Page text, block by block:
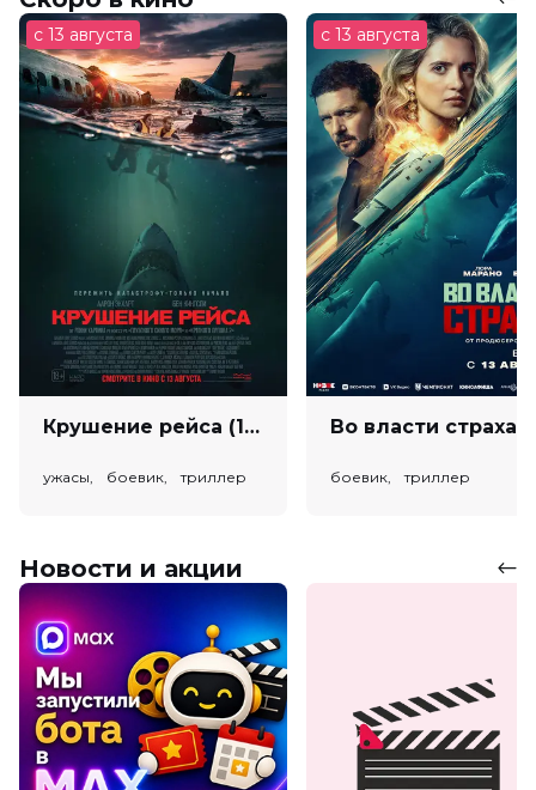
с 13 августа
Крушение рейса (18+)
ужасы, боевик, триллер
с 13 августа
боевик, триллер
Новости и акции